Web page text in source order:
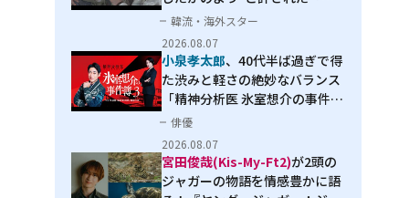
オカミの誘惑」
韓流・海外スター
2026.08.07
小泉孝太郎、40代半ば過ぎで得
た渋みと軽さの絶妙なバランス
「精神分析医 氷室想介の事件簿
３」で見せる進化
俳優
2026.08.07
宮田俊哉(Kis-My-Ft2)が2頭の
ジャガーの物語を情感豊かに語